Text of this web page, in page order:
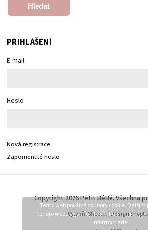
Tento web používá soubory cookie.
tohoto webu vyjadřujete souhlas s jejich
informacízde.
Hledat
PŘIHLÁŠENÍ
E-mail
Heslo
Nová registrace
Zapomenuté heslo
Copyright 2026Petit BéBé. Všechna
VytvořilShoptet| Design